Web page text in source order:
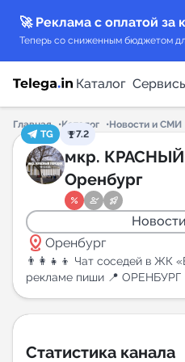
🚀 Реклама с оплатой
Теперь со сниженным бюджетом
Каталог
Каталог каналов
Каталог ботов
Горящие
Индекс читаемости
New
New
Главная Каталог Новости и СМИ
TG
7.2
мкр.
Оренбург
distance Оренбург
👨‍👩‍👧‍👦 Чат соседей в
рекламе пиши 📍 ОРЕНБУРГ
Статистика канала